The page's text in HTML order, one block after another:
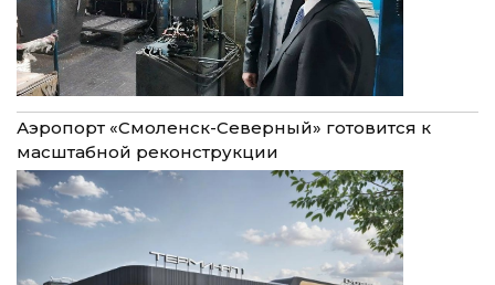
Аэропорт «Смоленск-Северный» готовится к
масштабной реконструкции